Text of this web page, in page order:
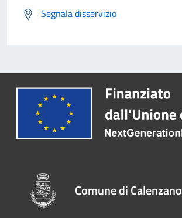
Segnala disservizio
Comune di Calenzano